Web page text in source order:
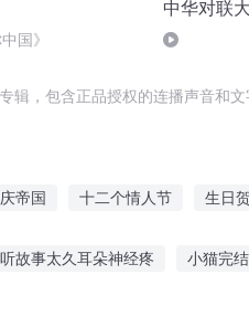
国》
中华对联
，包含正品授权的连播声音和
帝国 十二个情人节 生日
听故事太久耳朵神经疼 小猫完